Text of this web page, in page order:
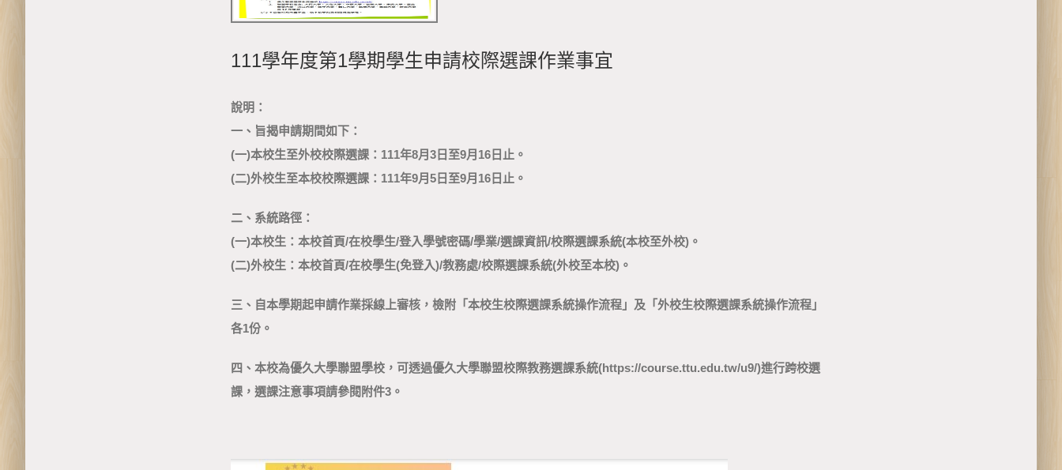
111學年度第1學期學生申請校際選課作業事宜
說明：
一、旨揭申請期間如下：
(一)本校生至外校校際選課：111年8月3日至9月16日止。
(二)外校生至本校校際選課：111年9月5日至9月16日止。
二、系統路徑：
(一)本校生：本校首頁/在校學生/登入學號密碼/學業/選課資訊/校際選課系統(本校至外校)。
(二)外校生：本校首頁/在校學生(免登入)/教務處/校際選課系統(外校至本校)。
三、自本學期起申請作業採線上審核，檢附「本校生校際選課系統操作流程」及「外校生校際選課系統操作流程」
各1份。
四、本校為優久大學聯盟學校，可透過優久大學聯盟校際教務選課系統(https://course.ttu.edu.tw/u9/)進行跨校選
課，選課注意事項請參閱附件3。